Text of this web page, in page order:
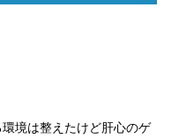
境は整えたけど肝心のゲ